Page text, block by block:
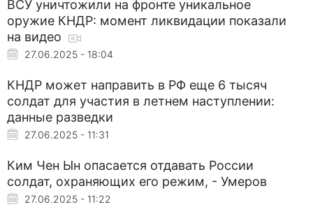
ВСУ уничтожили на фронте уникальное
оружие КНДР: момент ликвидации показали
на видео
27.06.2025 - 18:04
КНДР может направить в РФ еще 6 тысяч
солдат для участия в летнем наступлении:
данные разведки
27.06.2025 - 11:31
Ким Чен Ын опасается отдавать России
солдат, охраняющих его режим, - Умеров
27.06.2025 - 11:22